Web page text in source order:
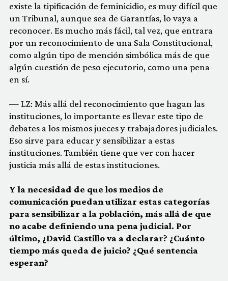
existe la tipificación de feminicidio, es muy difícil que
un Tribunal, aunque sea de Garantías, lo vaya a
reconocer. Es mucho más fácil, tal vez, que entrara
por un reconocimiento de una Sala Constitucional,
como algún tipo de mención simbólica más de que
algún cuestión de peso ejecutorio, como una pena
en sí.
— LZ: Más allá del reconocimiento que hagan las
instituciones, lo importante es llevar este tipo de
debates a los mismos jueces y trabajadores judiciales.
Eso sirve para educar y sensibilizar a estas
instituciones. También tiene que ver con hacer
justicia más allá de estas instituciones.
Y la necesidad de que los medios de
comunicación puedan utilizar estas categorías
para sensibilizar a la población, más allá de que
no acabe definiendo una pena judicial. Por
último, ¿David Castillo va a declarar? ¿Cuánto
tiempo más queda de juicio? ¿Qué sentencia
esperan?